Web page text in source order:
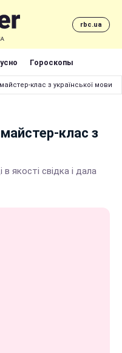
rbc.ua
Гороскопы
клас з української мови
клас з
якості свідка і дала